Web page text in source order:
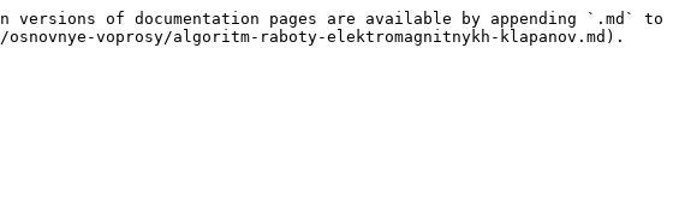
of documentation pages are available by appending `.md` to
voprosy/algoritm-raboty-elektromagnitnykh-klapanov.md).